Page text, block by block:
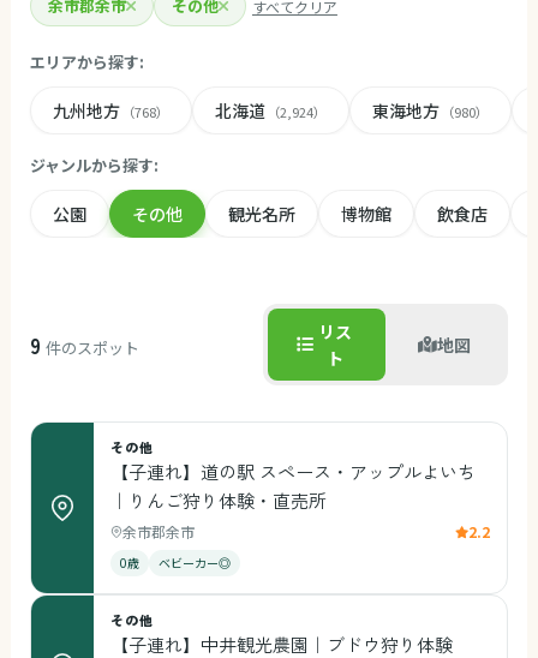
余市郡余市 その他 すべてクリア
エリアから探す:
九州地方 （768） 北海道 （2,924） 東海地方 （980）
ジャンルから探す:
公園 その他 観光名所 博物館 飲食店
9 件のスポット
リス
ト
地図
その他
【子連れ】道の駅 スペース・アップルよいち
｜りんご狩り体験・直売所
余市郡余市 2.2
0歳 ベビーカー◎
その他
【子連れ】中井観光農園｜ブドウ狩り体験